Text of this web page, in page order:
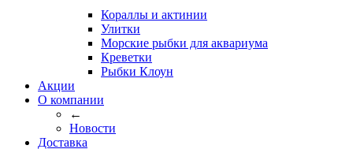
Кораллы и актинии
Улитки
Морские рыбки для аквариума
Креветки
Рыбки Клоун
Акции
О компании
←
Новости
Доставка